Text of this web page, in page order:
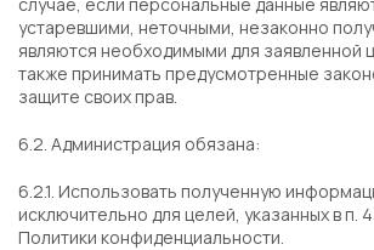
устаревшими, неточными, незаконно
являются необходимыми для заявленной
также принимать предусмотренные
защите своих прав.
6.2. Администрация обязана:
6.2.1. Использовать полученную
исключительно для целей, указанных в п.
Политики конфиденциальности.